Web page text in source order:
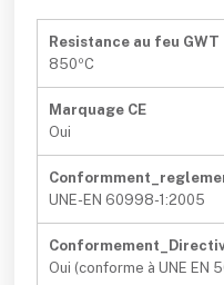
Resistance au feu GWT
850ºC
Marquage CE
Oui
UNE-EN 60998-1:2005
Oui (conforme à UNE EN